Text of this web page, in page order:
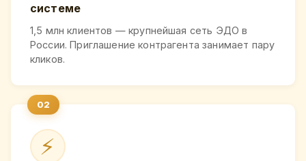
системе
1,5 млн клиентов — крупнейшая сеть ЭДО в
России. Приглашение контрагента занимает пару
кликов.
⚡